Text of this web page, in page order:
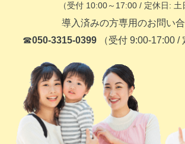
（受付 10:00～17:00 / 定休日: 土
導入済みの方専用のお問い
☎050-3315-0399（受付 9:00-17:00 /